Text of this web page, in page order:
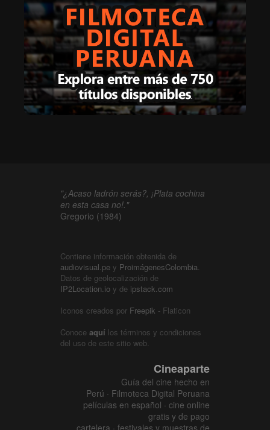
"¿Acaso ladrón serás?, ¡Plata cochina
en esta casa no!."
Gregorio (1984)
Contiene información obtenida de
audiovisual.pe y ProimágenesColombia.
Datos de geolocalización de
IP2Location.io y de ipstack.com
Iconos creados por Freepik - Flaticon
Conoce aquí los términos y condiciones
del uso de este sitio web.
Cineaparte
Guía del cine hecho en
Perú · Filmoteca Digital Peruana
películas en español · cine online
gratis y de pago